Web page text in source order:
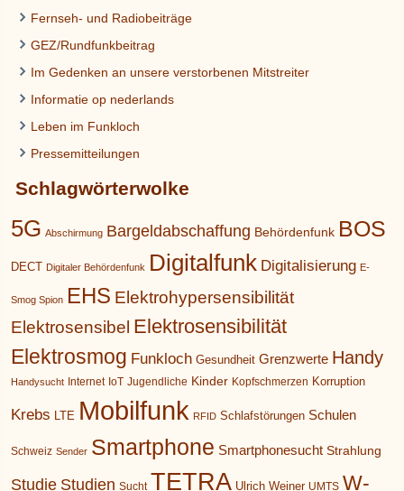
Fernseh- und Radiobeiträge
GEZ/Rundfunkbeitrag
Im Gedenken an unsere verstorbenen Mitstreiter
Informatie op nederlands
Leben im Funkloch
Pressemitteilungen
Schlagwörterwolke
5G Abschirmung Bargeldabschaffung Behördenfunk BOS
DECT Digitaler Behördenfunk Digitalfunk Digitalisierung E-
Smog Spion EHS Elektrohypersensibilität
Elektrosensibel Elektrosensibilität
Elektrosmog Funkloch Gesundheit Grenzwerte Handy
Handysucht Internet IoT Jugendliche Kinder Kopfschmerzen Korruption
Krebs LTE Mobilfunk RFID Schlafstörungen Schulen
Schweiz Sender Smartphone Smartphonesucht Strahlung
Studie Studien Sucht TETRA Ulrich Weiner UMTS W-